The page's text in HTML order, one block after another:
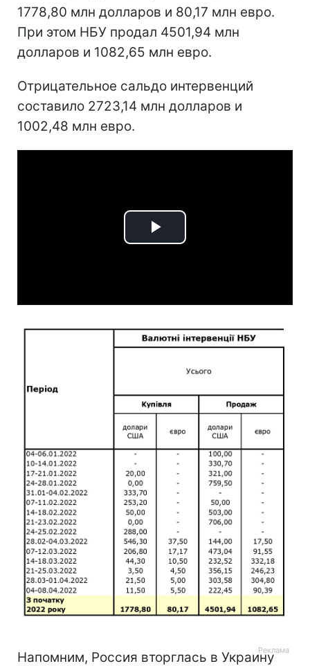
1778,80 млн долларов и 80,17 млн евро.
При этом НБУ продал 4501,94 млн
долларов и 1082,65 млн евро.
Отрицательное сальдо интервенций
составило 2723,14 млн долларов и
1002,48 млн евро.
Play
Напомним, Россия вторглась в Украину